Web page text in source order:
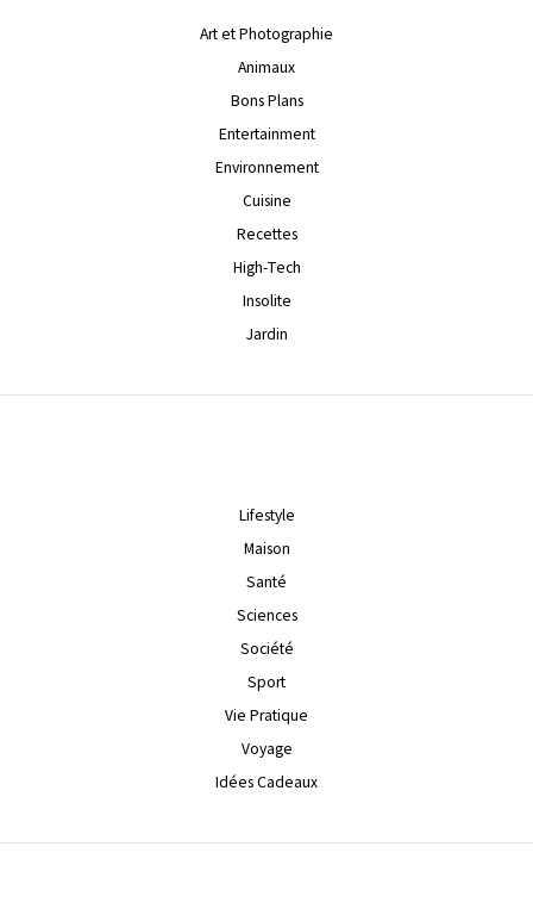
Art et Photographie
Animaux
Bons Plans
Entertainment
Environnement
Cuisine
Recettes
High-Tech
Insolite
Jardin
Lifestyle
Maison
Santé
Sciences
Société
Sport
Vie Pratique
Voyage
Idées Cadeaux